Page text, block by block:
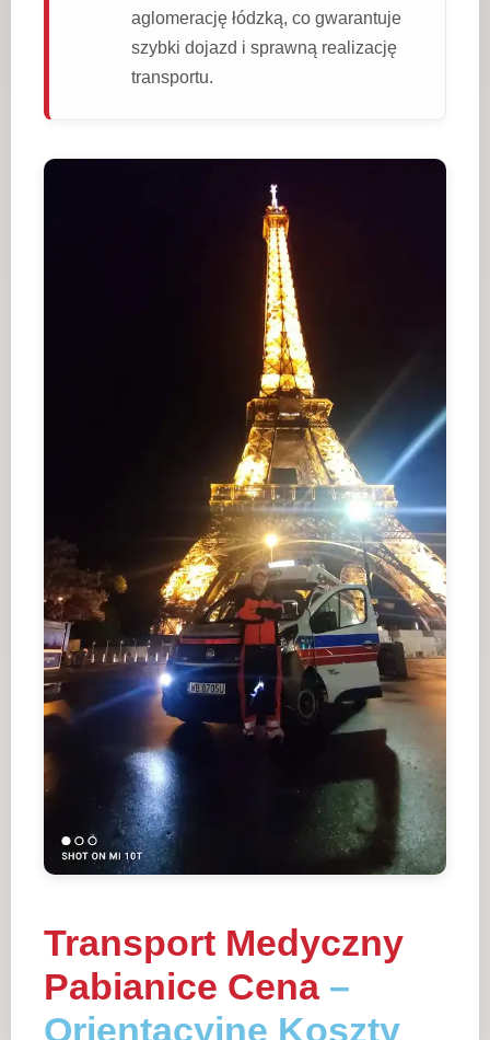
aglomerację łódzką, co gwarantuje
szybki dojazd i sprawną realizację
transportu.
Transport Medyczny
Pabianice Cena–
Orientacyjne Koszty